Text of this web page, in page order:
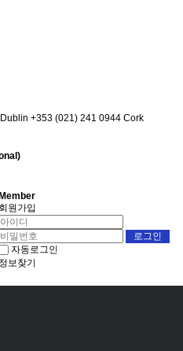
+353 (021) 241 0944 Cork
Member
회원가입
자동로그인
정보찾기